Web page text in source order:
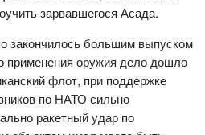
зарвавшегося Асада.
закончилось большим выпуском
применения оружия дело дошло
флот, при поддержке
по НАТО сильно
ракетный удар по